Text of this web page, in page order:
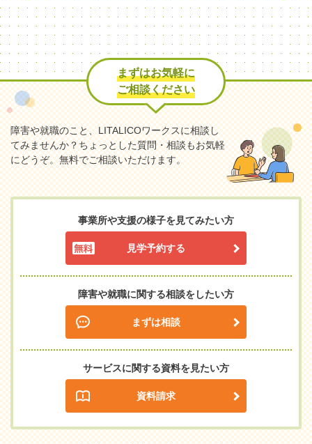
まずはお気軽に
ご相談ください
障害や就職のこと、LITALICOワークスに相談し
てみませんか？ちょっとした質問・相談もお気軽
にどうぞ。無料でご相談いただけます。
事業所や支援の様子を見てみたい方
見学予約する
障害や就職に関する相談をしたい方
まずは相談
サービスに関する資料を見たい方
資料請求